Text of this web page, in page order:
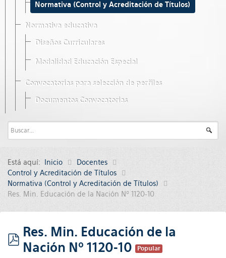
Normativa (Control y Acreditación de Títulos)
Normativa educativa
Diseños Curriculares
Modalidad Educación Especial
Convocatorias para selección de perfiles
Documentos Convocatorias
Está aquí: Inicio
Docentes
Control y Acreditación de Títulos
Normativa (Control y Acreditación de Títulos)
Res. Min. Educación de la Nación Nº 1120-10
pdf
Res. Min. Educación de la
Nación Nº 1120-10
Popular